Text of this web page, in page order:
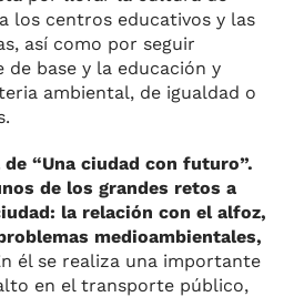
los centros educativos y las
así como por seguir
base y la educación y
ambiental, de igualdad o
“Una ciudad con futuro”.
de los grandes retos a
la relación con el alfoz,
medioambientales,
él se realiza una importante
en el transporte público,